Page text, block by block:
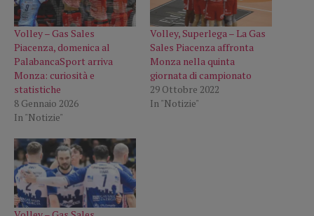
Volley – Gas Sales
Piacenza, domenica al
PalabancaSport arriva
Monza: curiosità e
statistiche
8 Gennaio 2026
In "Notizie"
Volley, Superlega – La Gas
Sales Piacenza affronta
Monza nella quinta
giornata di campionato
29 Ottobre 2022
In "Notizie"